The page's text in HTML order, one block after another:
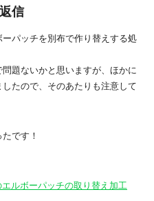
信
パッチを別布で作り替えする処
題ないかと思いますが、ほかに
たので、そのあたりも注意して
です！
ルボーパッチの取り替え加工